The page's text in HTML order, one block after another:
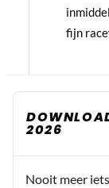
fijn
2026
Nooit meer